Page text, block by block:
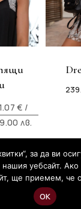
€ /
лв.
лв..
Бутик Mon Cher
за да ви
нашия уебсайт.
ще приемем, че
ОК